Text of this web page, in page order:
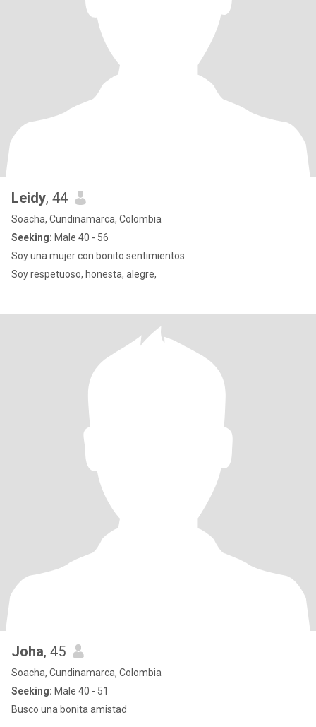
Leidy, 44
Soacha, Cundinamarca, Colombia
Seeking: Male 40 - 56
Soy una mujer con bonito sentimientos
Soy respetuoso, honesta, alegre,
Joha, 45
Soacha, Cundinamarca, Colombia
Seeking: Male 40 - 51
Busco una bonita amistad